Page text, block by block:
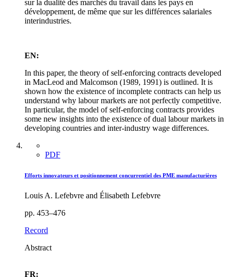
sur la dualité des marchés du travail dans les pays en
développement, de même que sur les différences salariales
interindustries.
EN:
In this paper, the theory of self-enforcing contracts developed
in MacLeod and Malcomson (1989, 1991) is outlined. It is
shown how the existence of incomplete contracts can help us
understand why labour markets are not perfectly competitive.
In particular, the model of self-enforcing contracts provides
some new insights into the existence of dual labour markets in
developing countries and inter-industry wage differences.
PDF
Efforts innovateurs et positionnement concurrentiel des PME manufacturières
Louis A. Lefebvre and Élisabeth Lefebvre
pp. 453–476
Record
Abstract
FR: